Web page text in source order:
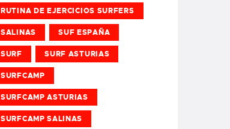
RUTINA DE EJERCICIOS SURFERS
SALINAS SUF ESPAÑA
SURF SURF ASTURIAS
SURFCAMP
SURFCAMP ASTURIAS
SURFCAMP SALINAS